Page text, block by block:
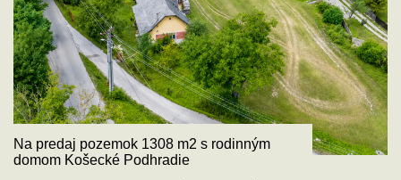
Na predaj pozemok 1308 m2 s rodinným
domom Košecké Podhradie